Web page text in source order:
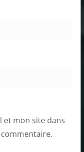
et mon site dans